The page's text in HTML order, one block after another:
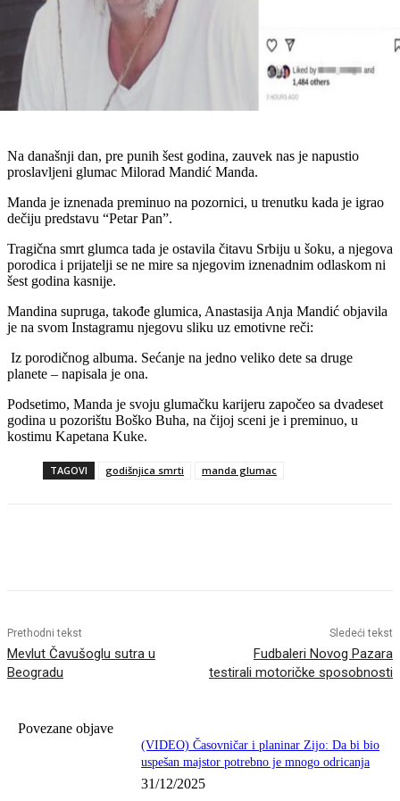
Na današnji dan, pre punih šest godina, zauvek nas je napustio
proslavljeni glumac Milorad Mandić Manda.
Manda je iznenada preminuo na pozornici, u trenutku kada je igrao
dečiju predstavu “Petar Pan”.
Tragična smrt glumca tada je ostavila čitavu Srbiju u šoku, a njegova
porodica i prijatelji se ne mire sa njegovim iznenadnim odlaskom ni
šest godina kasnije.
Mandina supruga, takođe glumica, Anastasija Anja Mandić objavila
je na svom Instagramu njegovu sliku uz emotivne reči:
Iz porodičnog albuma. Sećanje na jedno veliko dete sa druge
planete – napisala je ona.
Podsetimo, Manda je svoju glumačku karijeru započeo sa dvadeset
godina u pozorištu Boško Buha, na čijoj sceni je i preminuo, u
kostimu Kapetana Kuke.
TAGOVI godišnjica smrti manda glumac
Prethodni tekst
Mevlut Čavušoglu sutra u
Beogradu
Sledeći tekst
Fudbaleri Novog Pazara
testirali motoričke sposobnosti
Povezane objave
(VIDEO) Časovničar i planinar Zijo: Da bi bio
uspešan majstor potrebno je mnogo odricanja
31/12/2025